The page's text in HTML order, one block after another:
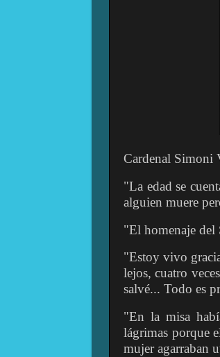
Cardenal Simoni
"La edad se
alguien muere
"El homenaje del
"Estoy vivo
lejos, cuatro
salvé... Todo es
"En la misa
lágrimas porque
mujer agarraban